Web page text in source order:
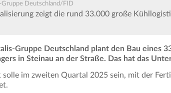
Deutschland/FID
zeigt die rund 33.000 große
Gruppe Deutschland plant den Bau eines
in Steinau an der Straße. Das hat das
solle im zweiten Quartal 2025 sein, mit der